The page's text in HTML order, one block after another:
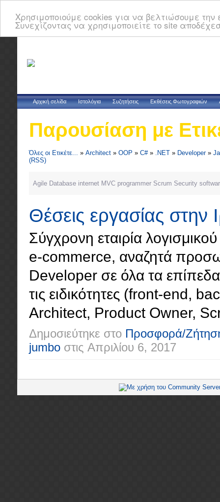
Χρησιμοποιούμε cookies για να βελτιώσουμε
Συνεχίζοντας να χρησιμοποιείτε το site
Αρχική σελίδα Ιστολόγια Συζητήσεις Εκθέσεις Φωτογραφιών
Παρουσίαση με
Όλες οι Ετικέτε... » Architect » OOP » C#» .NET » Developer»
(RSS)
Agile Database internet MVC programmer Scrum Security
Θέσεις εργασίας στην
Σύγχρονη εταιρία
e-commerce, αναζητά
Developer σε όλα τα
τις ειδικότητες (front-end,
Architect, Product Owner,
Δημοσιεύτηκε στο Προσφορά/
jumbo στις Απριλίου 6, 2017